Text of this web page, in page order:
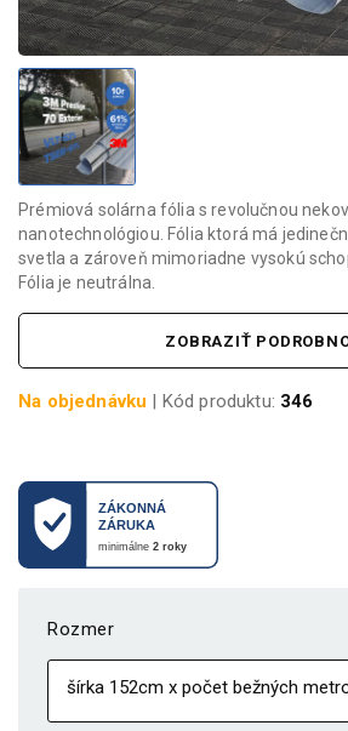
Prémiová solárna fólia s revolučnou
nanotechnológiou. Fólia ktorá má
svetla a zároveň mimoriadne vysokú
Fólia je neutrálna.
ZOBRAZIŤ
Na objednávku | Kód produktu: 346
Rozmer